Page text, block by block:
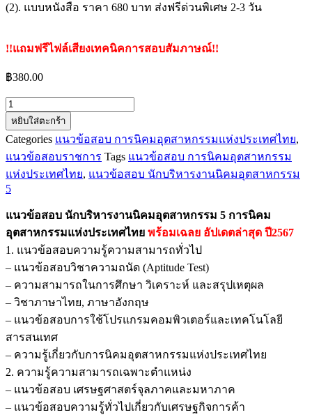
(2). แบบหนังสือ ราคา 680 บาท ส่งฟรีด่วนพิเศษ 2-3 วัน
!!แถมฟรีไฟล์เสียงเทคนิคการสอบสัมภาษณ์!!
฿380.00
จำนวน
แนว
ข้อสอบ
นัก
บริหาร
งาน
นิคม
อุตสาหกรรม
5
การ
นิคม
อุตสาหกรรม
แห่ง
ประเทศไทย
ชิ้น
หยิบใส่ตะกร้า
Categories แนวข้อสอบ การนิคมอุตสาหกรรมแห่งประเทศไทย,
แนวข้อสอบราชการ Tags แนวข้อสอบ การนิคมอุตสาหกรรม
แห่งประเทศไทย, แนวข้อสอบ นักบริหารงานนิคมอุตสาหกรรม
5
แนวข้อสอบ นักบริหารงานนิคมอุตสาหกรรม 5 การนิคม
อุตสาหกรรมแห่งประเทศไทย พร้อมเฉลย อัปเดตล่าสุด ปี2567
1. แนวข้อสอบความรู้ความสามารถทั่วไป
– แนวข้อสอบวิชาความถนัด (Aptitude Test)
– ความสามารถในการศึกษา วิเคราะห์ และสรุปเหตุผล
– วิชาภาษาไทย, ภาษาอังกฤษ
– แนวข้อสอบการใช้โปรแกรมคอมพิวเตอร์และเทคโนโลยี
สารสนเทศ
– ความรู้เกี่ยวกับการนิคมอุตสาหกรรมแห่งประเทศไทย
2. ความรู้ความสามารถเฉพาะตำแหน่ง
– แนวข้อสอบ เศรษฐศาสตร์จุลภาคและมหาภาค
– แนวข้อสอบความรู้ทั่วไปเกี่ยวกับเศรษฐกิจการค้า